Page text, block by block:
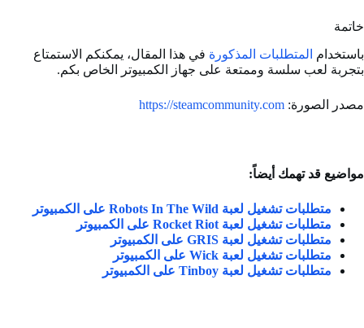
خاتمة
باستخدام المتطلبات المذكورة في هذا المقال، يمكنكم الاستمتاع
بتجربة لعب سلسة وممتعة على جهاز الكمبيوتر الخاص بكم.
مصدر الصورة: https://steamcommunity.com
مواضيع قد تهمك أيضاً:
متطلبات تشغيل لعبة Robots In The Wild على الكمبيوتر
متطلبات تشغيل لعبة Rocket Riot على الكمبيوتر
متطلبات تشغيل لعبة GRIS على الكمبيوتر
متطلبات تشغيل لعبة Wick على الكمبيوتر
متطلبات تشغيل لعبة Tinboy على الكمبيوتر